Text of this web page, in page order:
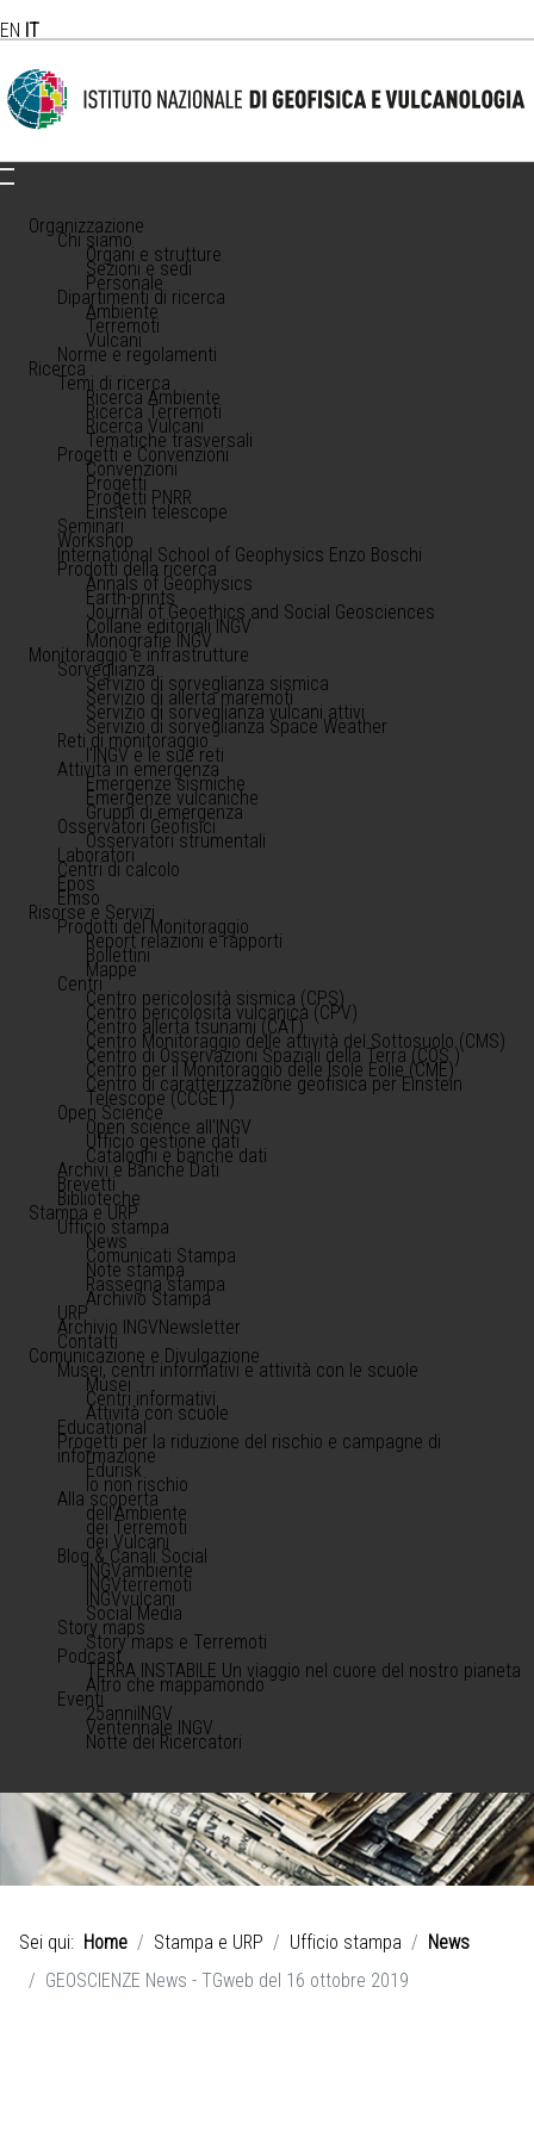
EN IT
Organizzazione
Chi siamo
Organi e strutture
Sezioni e sedi
Personale
Dipartimenti di ricerca
Ambiente
Terremoti
Vulcani
Norme e regolamenti
Ricerca
Temi di ricerca
Ricerca Ambiente
Ricerca Terremoti
Ricerca Vulcani
Tematiche trasversali
Progetti e Convenzioni
Convenzioni
Progetti
Progetti PNRR
Einstein telescope
Seminari
Workshop
International School of Geophysics Enzo Boschi
Prodotti della ricerca
Annals of Geophysics
Earth-prints
Journal of Geoethics and Social Geosciences
Collane editoriali INGV
Monografie INGV
Monitoraggio e infrastrutture
Sorveglianza
Servizio di sorveglianza sismica
Servizio di allerta maremoti
Servizio di sorveglianza vulcani attivi
Servizio di sorveglianza Space Weather
Reti di monitoraggio
l'INGV e le sue reti
Attività in emergenza
Emergenze sismiche
Emergenze vulcaniche
Gruppi di emergenza
Osservatori Geofisici
Osservatori strumentali
Laboratori
Centri di calcolo
Epos
Emso
Risorse e Servizi
Prodotti del Monitoraggio
Report relazioni e rapporti
Bollettini
Mappe
Centri
Centro pericolosità sismica (CPS)
Centro pericolosità vulcanica (CPV)
Centro allerta tsunami (CAT)
Centro Monitoraggio delle attività del Sottosuolo (CMS)
Centro di Osservazioni Spaziali della Terra (COS )
Centro per il Monitoraggio delle Isole Eolie (CME)
Centro di caratterizzazione geofisica per Einstein
Telescope (CCGET)
Open Science
Open science all'INGV
Ufficio gestione dati
Cataloghi e banche dati
Archivi e Banche Dati
Brevetti
Biblioteche
Stampa e URP
Ufficio stampa
News
Comunicati Stampa
Note stampa
Rassegna stampa
Archivio Stampa
URP
Archivio INGVNewsletter
Contatti
Comunicazione e Divulgazione
Musei, centri informativi e attività con le scuole
Musei
Centri informativi
Attività con scuole
Educational
Progetti per la riduzione del rischio e campagne di
informazione
Edurisk
Io non rischio
Alla scoperta
dell'Ambiente
dei Terremoti
dei Vulcani
Blog & Canali Social
INGVambiente
INGVterremoti
INGVvulcani
Social Media
Story maps
Story maps e Terremoti
Podcast
TERRA INSTABILE Un viaggio nel cuore del nostro pianeta
Altro che mappamondo
Eventi
25anniINGV
Ventennale INGV
Notte dei Ricercatori
Sei qui: Home Stampa e URP Ufficio stampa
News
GEOSCIENZE News - TGweb del 16 ottobre 2019